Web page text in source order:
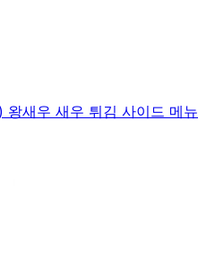
새우 새우 튀김 사이드 메뉴